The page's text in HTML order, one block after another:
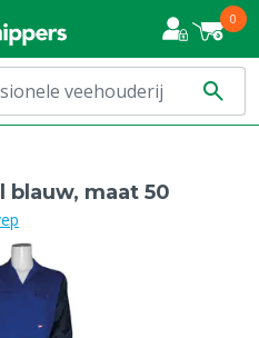
0
blauw, maat 50